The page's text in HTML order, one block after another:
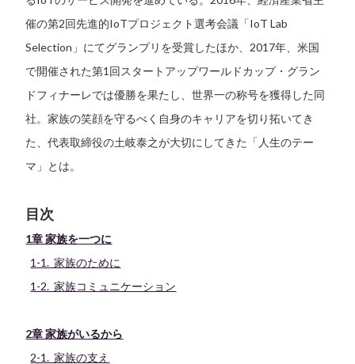
催の第2回先進的IoTプロジェクト選考会議「IoT Lab
Selection」にてグランプリを受賞したほか、2017年、米国
で開催された第1回スタートアップワールドカップ・グラン
ドフィナーレでは優勝を果たし、世界一の称号を獲得した同
社。家族の笑顔を守るべく自身のキャリアを切り拓いてき
た、代表取締役の土岐泰之が大切にしてきた「人生のテー
マ」とは。
目次
1章 家族を一つに
1-1. 家族のために
1-2. 家族コミュニケーション
2章 家族がいるから
2-1. 家族の支え